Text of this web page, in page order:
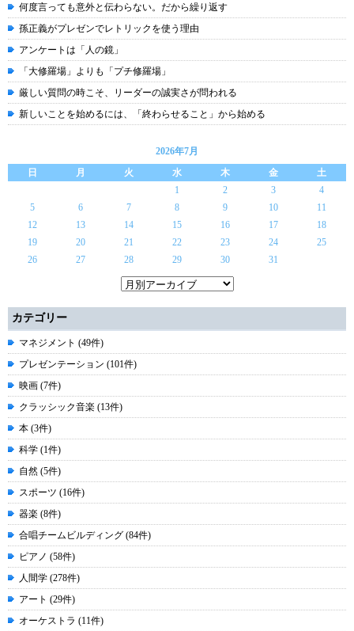
何度言っても意外と伝わらない。だから繰り返す
孫正義がプレゼンでレトリックを使う理由
アンケートは「人の鏡」
「大修羅場」よりも「プチ修羅場」
厳しい質問の時こそ、リーダーの誠実さが問われる
新しいことを始めるには、「終わらせること」から始める
2026年7月
日
月 火 水 木 金
土
1
2 3
4
5
6 7 8 9 10
11
12
13 14 15 16 17
18
19
20 21 22 23 24
25
26
27 28 29 30 31
カテゴリー
マネジメント (49件)
プレゼンテーション (101件)
映画 (7件)
クラッシック音楽 (13件)
本 (3件)
科学 (1件)
自然 (5件)
スポーツ (16件)
器楽 (8件)
合唱チームビルディング (84件)
ピアノ (58件)
人間学 (278件)
アート (29件)
オーケストラ (11件)